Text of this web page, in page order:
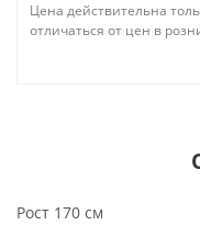
Цена действительна
отличаться от цен в
Рост 170 см